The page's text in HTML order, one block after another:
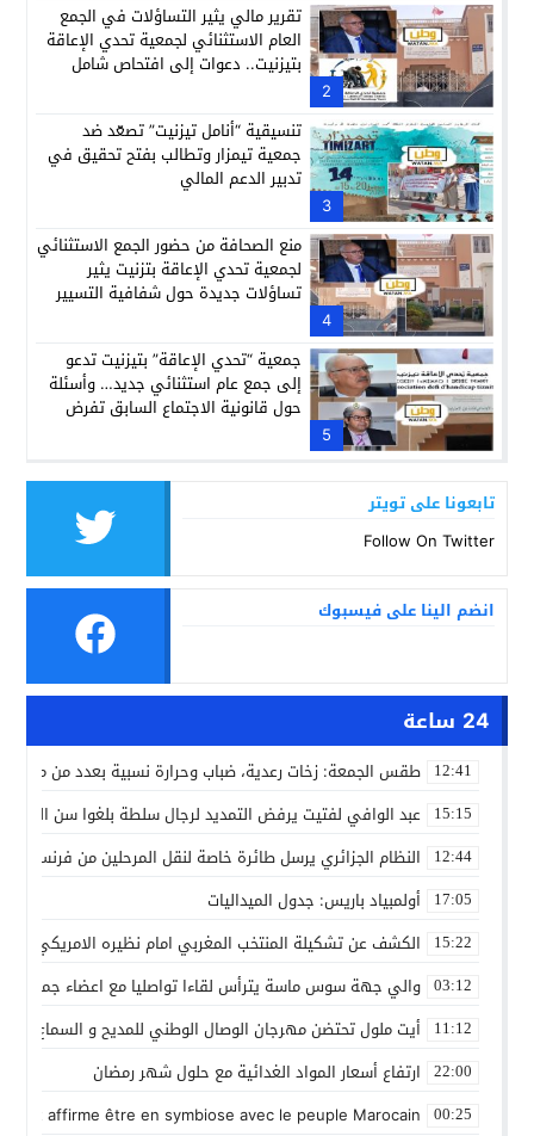
2
تقرير مالي يثير التساؤلات في الجمع
العام الاستثنائي لجمعية تحدي الإعاقة
بتيزنيت.. دعوات إلى افتحاص شامل
3
تنسيقية “أنامل تيزنيت” تصعّد ضد
جمعية تيمزار وتطالب بفتح تحقيق في
تدبير الدعم المالي
4
منع الصحافة من حضور الجمع الاستثنائي
لجمعية تحدي الإعاقة بتزنيت يثير
تساؤلات جديدة حول شفافية التسيير
5
جمعية “تحدي الإعاقة” بتيزنيت تدعو
إلى جمع عام استثنائي جديد… وأسئلة
حول قانونية الاجتماع السابق تفرض
تابعونا على تويتر
Follow On Twitter
انضم الينا على فيسبوك
24 ساعة
12:41 طقس الجمعة: زخات رعدية، ضباب وحرارة نسبية بعدد من مدن
15:15 عبد الوافي لفتيت يرفض التمديد لرجال سلطة بلغوا سن التقاعد
12:44 النظام الجزائري يرسل طائرة خاصة لنقل المرحلين من فرنسا
17:05 أولمبياد باريس: جدول الميداليات
15:22 الكشف عن تشكيلة المنتخب المغربي امام نظيره الامريكي
03:12 والي جهة سوس ماسة يترأس لقاءا تواصليا مع اعضاء جماعة
11:12 أيت ملول تحتضن مهرجان الوصال الوطني للمديح و السماع من 25 إلى 30 مارس
22:00 ارتفاع أسعار المواد الغدائية مع حلول شهر رمضان
00:25
affirme être en symbiose avec le peuple Marocain